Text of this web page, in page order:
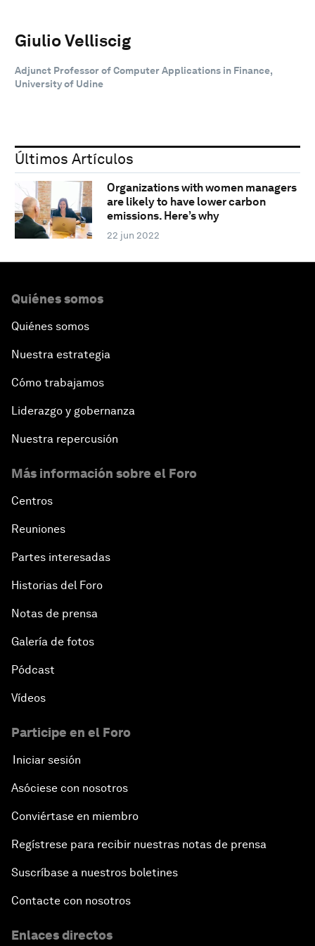
Giulio Velliscig
Adjunct Professor of Computer Applications in Finance,
University of Udine
Últimos Artículos
Organizations with women managers
are likely to have lower carbon
emissions. Here’s why
22 jun 2022
Quiénes somos
Quiénes somos
Nuestra estrategia
Cómo trabajamos
Liderazgo y gobernanza
Nuestra repercusión
Más información sobre el Foro
Centros
Reuniones
Partes interesadas
Historias del Foro
Notas de prensa
Galería de fotos
Pódcast
Vídeos
Participe en el Foro
Iniciar sesión
Asóciese con nosotros
Conviértase en miembro
Regístrese para recibir nuestras notas de prensa
Suscríbase a nuestros boletines
Contacte con nosotros
Enlaces directos